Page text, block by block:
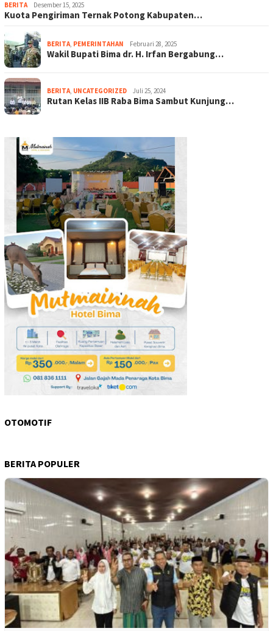
BERITA Desember 15, 2025
Kuota Pengiriman Ternak Potong Kabupaten…
BERITA, PEMERINTAHAN Februari 28, 2025
Wakil Bupati Bima dr. H. Irfan Bergabung…
BERITA, UNCATEGORIZED Juli 25, 2024
Rutan Kelas IIB Raba Bima Sambut Kunjung…
OTOMOTIF
BERITA POPULER